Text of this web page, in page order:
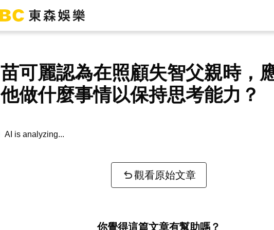
苗可麗認為在照顧失智父親時，
他做什麼事情以保持思考能力？
AI is analyzing...
觀看原始文章
你覺得這篇文章有幫助嗎？